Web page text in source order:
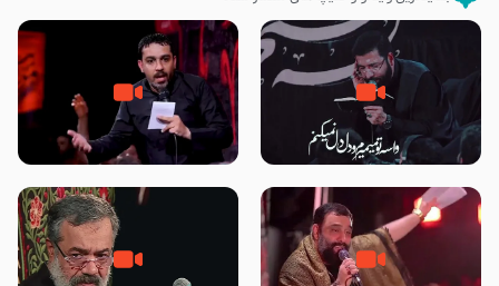
مصداق کربلا – حاج حسین سیب
سرخی
شور ، حسینا! به‌ حق زهرا «أُنْظُرْ
إِلَینا» – عزاداری شب هفتم ماه